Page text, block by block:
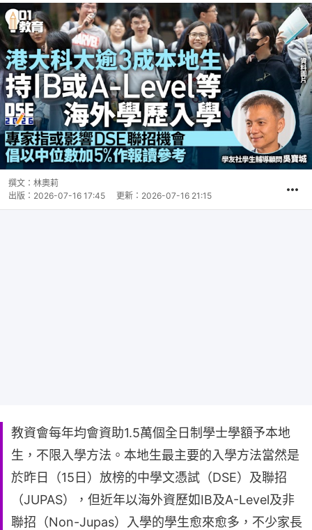
撰文： 林奧莉
出版： 2026-07-16 17:45 更新： 2026-07-16 21:15
教資會每年均會資助1.5萬個全日制學士學額予本地
生，不限入學方法。本地生最主要的入學方法當然是
於昨日（15日）放榜的中學文憑試（DSE）及聯招
（JUPAS），但近年以海外資歷如IB及A-Level及非
聯招（Non-Jupas）入學的學生愈來愈多，不少家長